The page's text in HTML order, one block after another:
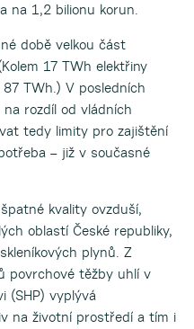
na 1,2 bilionu korun.
době velkou část
17 TWh elektřiny
TWh.) V posledních
rozdíl od vládních
tedy limity pro zajištění
– již v současné
kvality ovzduší,
oblastí České republiky,
plynů. Z
povrchové těžby uhlí v
(SHP) vyplývá
na životní prostředí a tím i